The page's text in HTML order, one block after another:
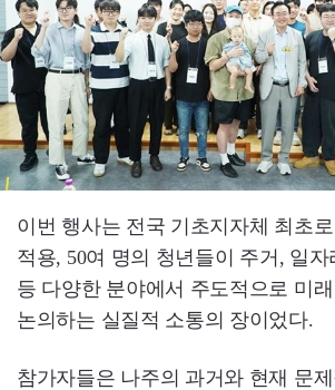
이번 행사는 전국 기초지자체 최초
적용, 50여 명의 청년들이 주거, 일자
등 다양한 분야에서 주도적으로 미
논의하는 실질적 소통의 장이었다.
참가자들은 나주의 과거와 현재 문